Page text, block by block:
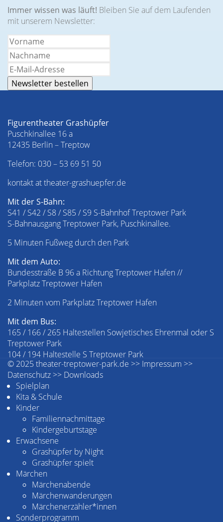
Immer wissen was läuft! Bleiben Sie auf dem Laufenden
mit unserem Newsletter:
Figurentheater Grashüpfer
Puschkinallee 16 a
12435 Berlin – Treptow
Telefon: 030 – 53 69 51 50
kontakt at theater-grashuepfer.de
Mit der S-Bahn:
S41 / S42 / S8 / S85 / S9 S-Bahnhof Treptower Park
S-Bahnausgang Treptower Park, Puschkinallee.
5 Minuten Fußweg durch den Park
Mit dem Auto:
Bundesstraße B 96 a Richtung Treptower Hafen //
Parkplatz Treptower Hafen
2 Minuten vom Parkplatz Treptower Hafen
Mit dem Bus:
165 / 166 / 265 Haltestellen Sowjetisches Ehrenmal oder S
Treptower Park
104 / 194 Haltestelle S Treptower Park
© 2025 theater-treptower-park.de >> Impressum >>
Datenschutz >> Downloads
Spielplan
Kita & Schule
Kinder
Familiennachmittage
Kindergeburtstage
Erwachsene
Grashüpfer by Night
Grashüpfer spielt
Märchen
Märchenabende
Märchenwanderungen
Märchenerzähler*innen
Sonderprogramm